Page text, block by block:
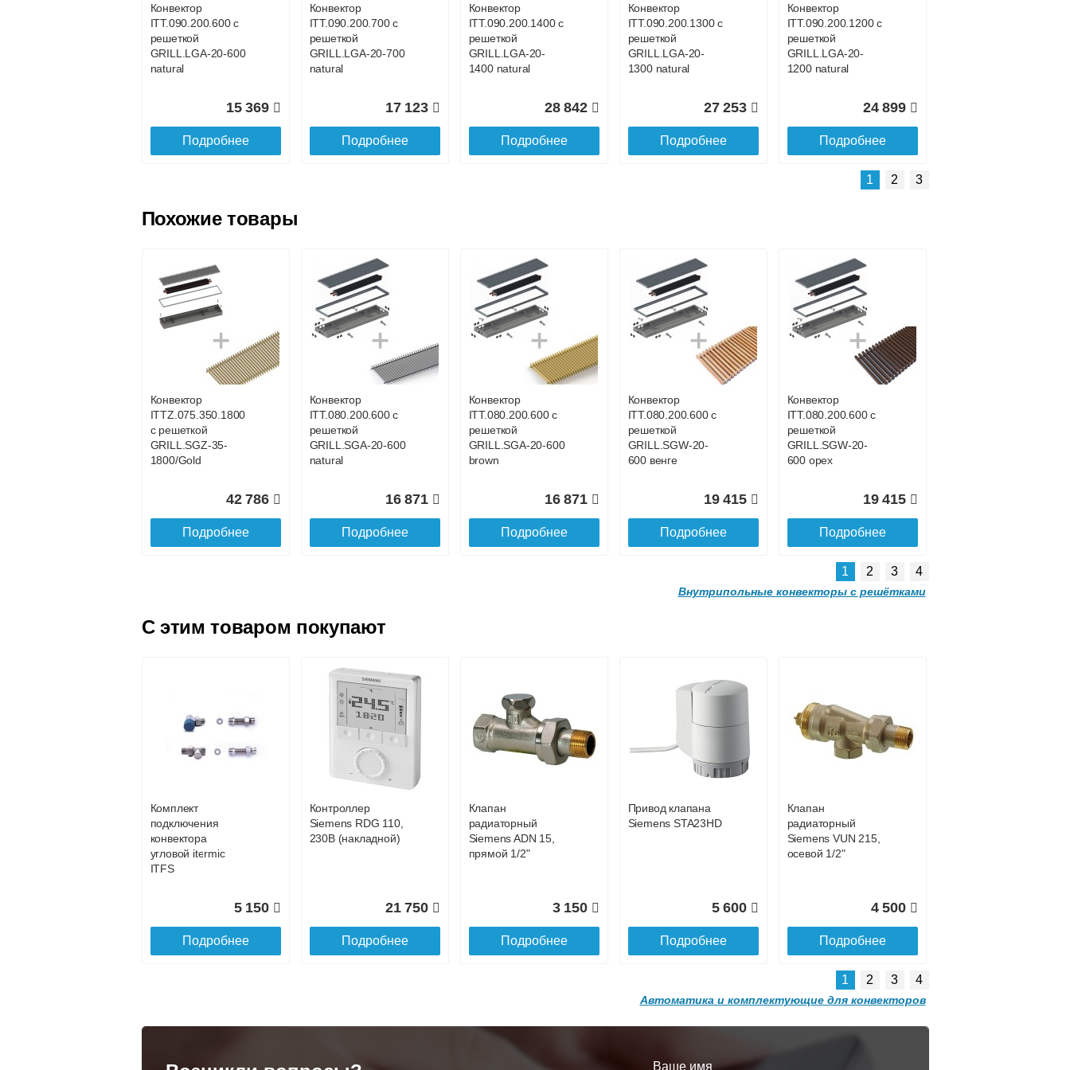
Доставка в регионы России.
Подробнее о доставке
Конвектор
ITT.090.200.600 с
решеткой
GRILL.LGA-20-600
natural
15 369
Подробнее
Конвектор
ITT.090.200.700 с
решеткой
GRILL.LGA-20-700
natural
17 123
Подробнее
Конвектор
ITT.090.200.1400 с
решеткой
GRILL.LGA-20-
1400 natural
28 842
Подробнее
Конвектор
ITT.090.200.1300 с
решеткой
GRILL.LGA-20-
1300 natural
27 253
Подробнее
Конвектор
ITT.090.200.1200 с
решеткой
GRILL.LGA-20-
1200 natural
24 899
Подробнее
Конвектор
ITT.090.200.1100 с
GRILL.LGA-20-
23 313
Подробнее
Конвектор
ITT.090.200.1000 с
GRILL.LGA-20-
21 521
Подробнее
Конвектор
ITT.090.200.900 с
GRILL.LGA-20-900
20 334
Конвектор
ITT.090.200.800 с
GRILL.LGA-20-800
18 731
Подробнее
Конвектор
ITT.090.200.1500 с
GRILL.LGA-20-
30 428
Подробнее
Конвектор
решеткой
GRILL.LGA-20-
1700 natural
33 724
Подробнее
1800 natural
35 313
GRILL.LGA-20-
37 027
Подробнее
39 252
1 2 3
Похожие товары
Конвектор
ITTZ.075.350.1800
с решеткой
GRILL.SGZ-35-
1800/Gold
42 786
Подробнее
Конвектор
ITT.080.200.600 с
решеткой
GRILL.SGA-20-600
natural
16 871
Подробнее
Конвектор
ITT.080.200.600 с
решеткой
GRILL.SGA-20-600
brown
16 871
Подробнее
Конвектор
ITT.080.200.600 с
решеткой
GRILL.SGW-20-
600 венге
19 415
Подробнее
Конвектор
ITT.080.200.600 с
решеткой
GRILL.SGW-20-
600 орех
19 415
Подробнее
Конвектор
ITT.080.200.1200 с
решеткой
GRILL.SGA-20-
Подробнее
Конвектор
ITT.080.200.600 с
GRILL.SGA-20-600
gold
Подробнее
Конвектор
ITT.080.200.1200 с
решеткой
GRILL.SGA-20-
Подробнее
ITT.080.200.1200 с
решеткой
GRILL.SGW-20-
32 501
Конвектор
ITT.080.200.1200 с
решеткой
GRILL.SGW-20-
Подробнее
Конвектор
Конвектор
Конвектор
ITT.080.200.1200 с
Конвектор
решеткой
Конвектор
1 2 3 4
Внутрипольные конвекторы с решётками
C этим товаром покупают
Комплект
подключения
конвектора
угловой itermic
ITFS
5 150
Подробнее
Контроллер
Siemens RDG 110,
230В (накладной)
21 750
Подробнее
Клапан
радиаторный
Siemens ADN 15,
прямой 1/2"
3 150
Подробнее
Привод клапана
Siemens STA23HD
5 600
Подробнее
Клапан
радиаторный
Siemens VUN 215,
осевой 1/2"
4 500
Подробнее
1 2 3 4
Автоматика и комплектующие для конвекторов
Ваше имя